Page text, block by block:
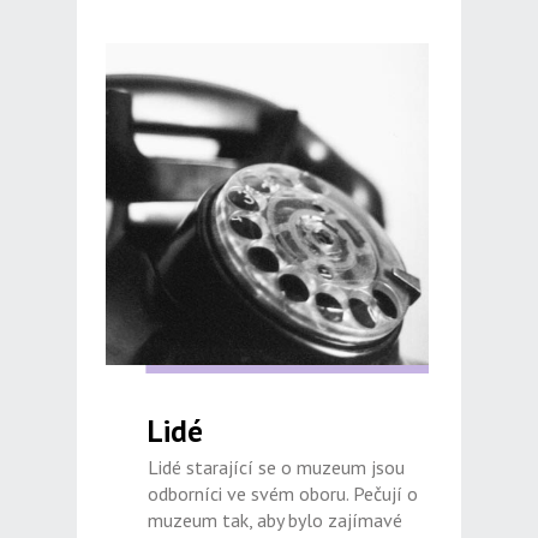
Lidé
Lidé starající se o muzeum jsou
odborníci ve svém oboru. Pečují o
muzeum tak, aby bylo zajímavé